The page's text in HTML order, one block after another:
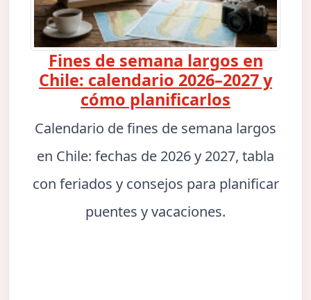
Fines de semana largos en
Chile: calendario 2026–2027 y
cómo planificarlos
Calendario de fines de semana largos
en Chile: fechas de 2026 y 2027, tabla
con feriados y consejos para planificar
puentes y vacaciones.